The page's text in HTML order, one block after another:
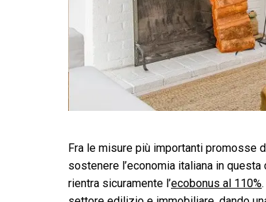
Fra le misure più importanti promosse
sostenere l’economia italiana in
rientra sicuramente l’ecobonus al 110%